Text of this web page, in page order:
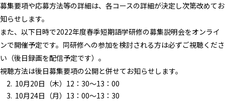
募集要項や応募方法等の詳細は、各コースの詳細が決定し次第改めてお
知らせします。
また、以下日時で2022年度春季短期語学研修の募集説明会をオンライ
ンで開催予定です。同研修への参加を検討される方は必ずご視聴くださ
い（後日録画を配信予定です）。
視聴方法は後日募集要項の公開と併せてお知らせします。
10月20日（木）12：30～13：00
10月24日（月）13：00～13：30